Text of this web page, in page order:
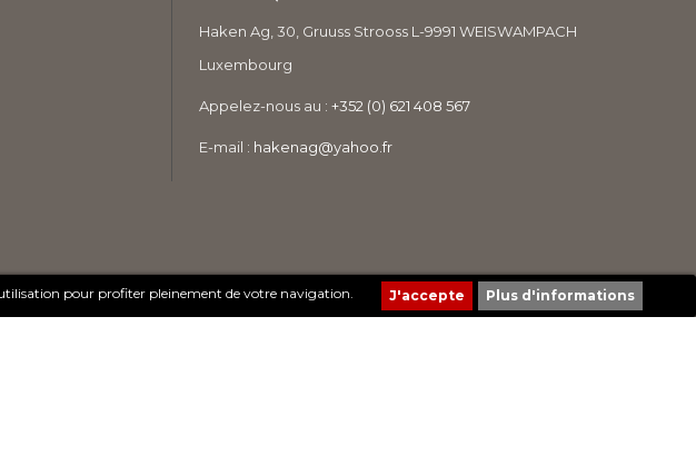
pour profiter pleinement de votre navigation. Plus d'informations
Haken Ag, 30, Gruuss Strooss L-9991 WEISWAMPACH
Luxembourg
Appelez-nous au :+352 (0) 621 408 567
E-mail : hakenag@yahoo.fr
Création de sites Internet | ProduWeb